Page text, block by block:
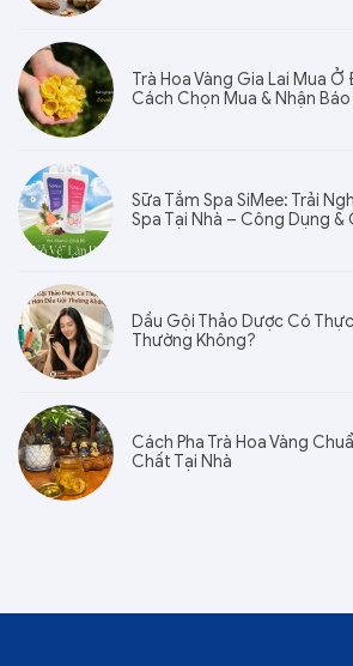
Trà Hoa Vàng Gia Lai Mua
Cách Chọn Mua & Nhận
Sữa Tắm Spa SiMee: Trải
Spa Tại Nhà – Công Dụng &
Dầu Gội Thảo Dược Có
Thường Không?
Cách Pha Trà Hoa Vàng
Chất Tại Nhà